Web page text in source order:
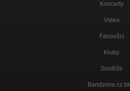
Koncerty
Videa
Fanoušci
Kluby
Soutěže
Bandzone.cz